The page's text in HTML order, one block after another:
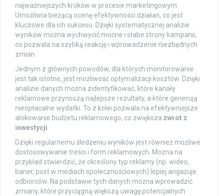
najważniejszych kroków w procesie marketingowym.
Umożliwia bieżącą ocenę efektywności działań, co jest
kluczowe dla ich sukcesu. Dzięki systematycznej analizie
wyników można wychwycić mocne i słabe strony kampanii,
co pozwala na szybką reakcję i wprowadzenie niezbędnych
zmian.
Jednym z głównych powodów, dla których monitorowanie
jest tak istotne, jest możliwość optymalizacji kosztów. Dzięki
analizie danych można zidentyfikować, które kanały
reklamowe przynoszą najlepsze rezultaty, a które generują
nieopłacalne wydatki. To z kolei pozwala na efektywniejsze
alokowanie budżetu reklamowego, co zwiększa zwrot z
inwestycji
Dzięki regularnemu śledzeniu wyników jest również możliwe
dostosowywanie treści i form reklamowych. Można na
przykład stwierdzić, że określony typ reklamy (np. wideo,
baner, post w mediach społecznościowych) lepiej angażuje
odbiorców. Na podstawie tych danych można wprowadzić
zmiany, które przyciągną większą uwagę potencjalnych